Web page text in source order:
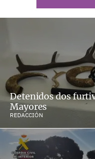
Detenidos dos
Mayores
REDACCIÓN